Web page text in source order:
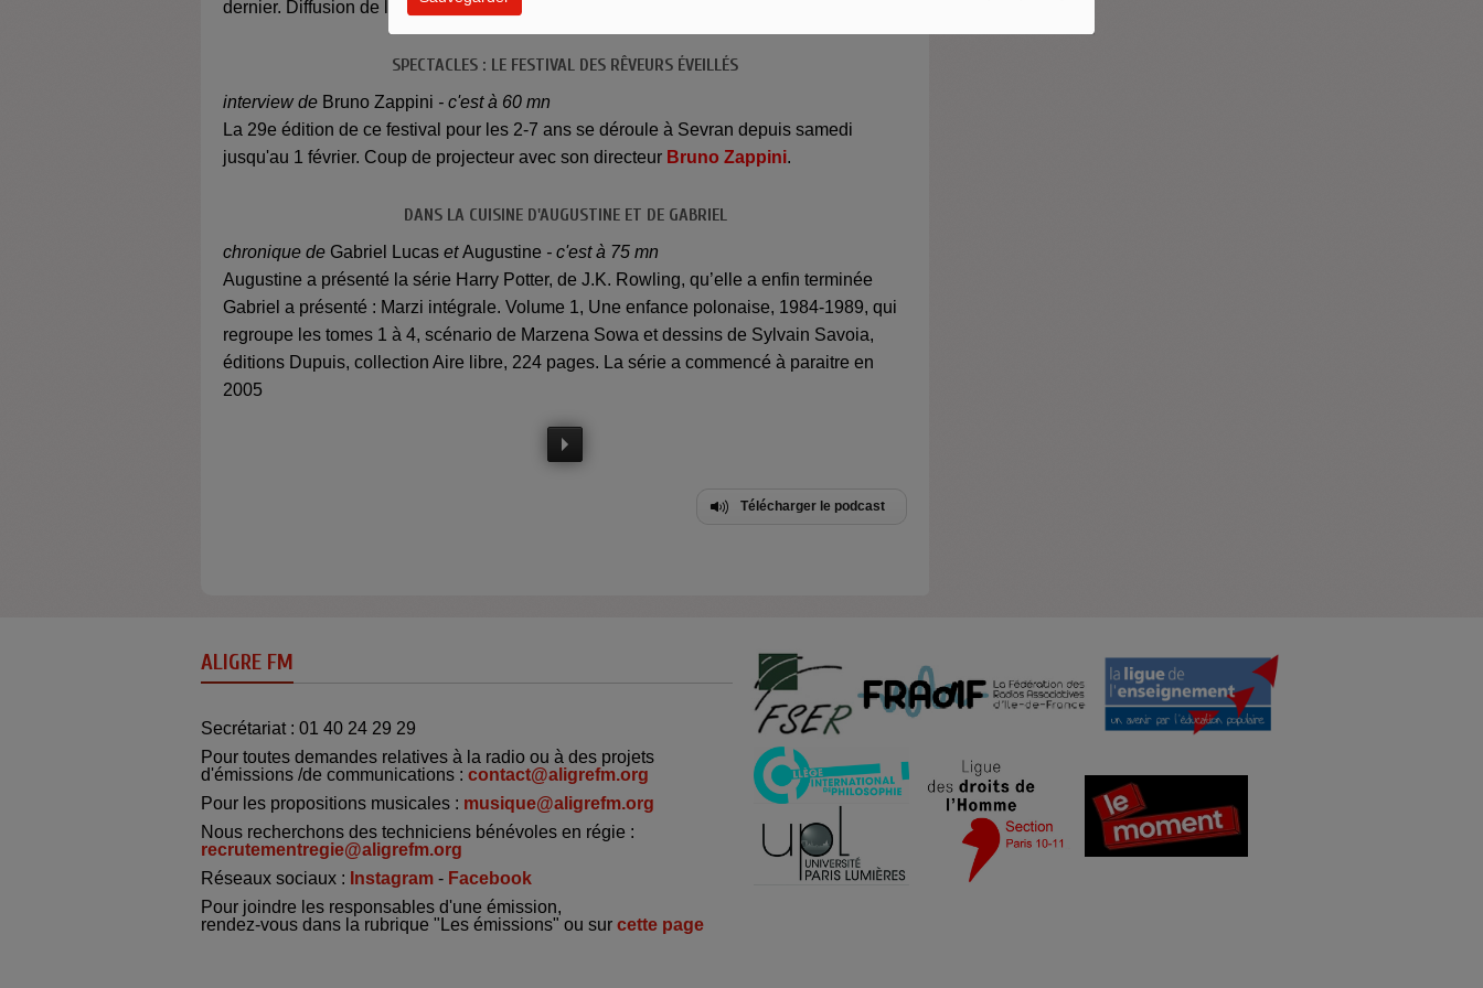
dernier. Diffusion de la première partie, et la suite, la semaine prochaine.
SPECTACLES : LE FESTIVAL DES RÊVEURS ÉVEILLÉS
interview de Bruno Zappini - c'est à 60 mn
La 29e édition de ce festival pour les 2-7 ans se déroule à Sevran depuis samedi
jusqu'au 1 février. Coup de projecteur avec son directeur Bruno Zappini.
DANS LA CUISINE D'AUGUSTINE ET DE GABRIEL
chronique de Gabriel Lucas etAugustine - c'est à 75 mn
Augustine a présenté la série Harry Potter, de J.K. Rowling, qu’elle a enfin terminée
Gabriel a présenté : Marzi intégrale. Volume 1, Une enfance polonaise, 1984-1989, qui
regroupe les tomes 1 à 4, scénario de Marzena Sowa et dessins de Sylvain Savoia,
éditions Dupuis, collection Aire libre, 224 pages. La série a commencé à paraitre en
2005
Télécharger le podcast
ALIGRE FM
Secrétariat : 01 40 24 29 29
Pour toutes demandes relatives à la radio ou à des projets
d'émissions /de communications : contact@aligrefm.org
Pour les propositions musicales : musique@aligrefm.org
Nous recherchons des techniciens bénévoles en régie :
recrutementregie@aligrefm.org
Réseaux sociaux : Instagram - Facebook
Pour joindre les responsables d'une émission,
rendez-vous dans la rubrique "Les émissions" ou sur cette page